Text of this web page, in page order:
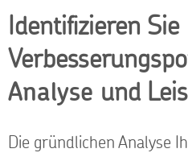
Identifizieren Sie
Analyse und
Die gründlichen Analyse